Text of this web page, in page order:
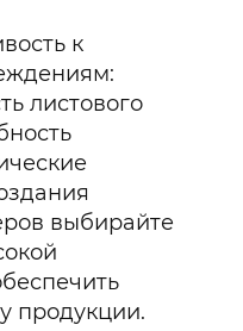
к
листового
выбирайте
продукции.